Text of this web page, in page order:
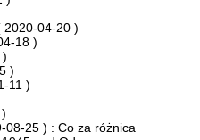
2020-04-20 )
18 )
)
11 )
08-25 ) : Co za różnica